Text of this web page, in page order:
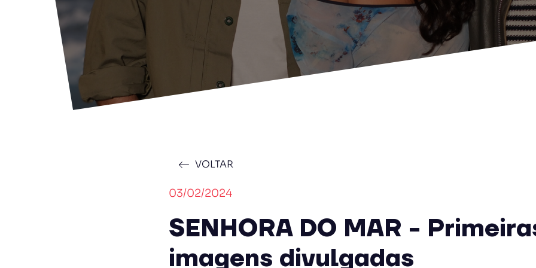
VOLTAR
03/02/2024
SENHORA DO MAR -
imagens divulgadas